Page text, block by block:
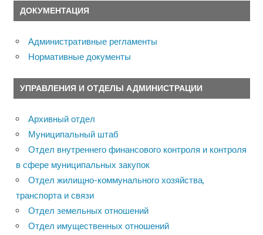
ДОКУМЕНТАЦИЯ
Административные регламенты
Нормативные документы
УПРАВЛЕНИЯ И ОТДЕЛЫ АДМИНИСТРАЦИИ
Архивный отдел
Муниципальный штаб
Отдел внутреннего финансового контроля и контроля
в сфере муниципальных закупок
Отдел жилищно-коммунального хозяйства,
транспорта и связи
Отдел земельных отношений
Отдел имущественных отношений